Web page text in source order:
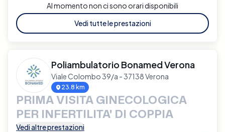
Al momento non ci sono orari disponibili
Vedi tutte le prestazioni
Poliambulatorio Bonamed Verona
Viale Colombo 39/a - 37138 Verona
23.8 km
PRIMA VISITA GINECOLOGICA
PER INFERTILITA' DI COPPIA
Vedi altre prestazioni